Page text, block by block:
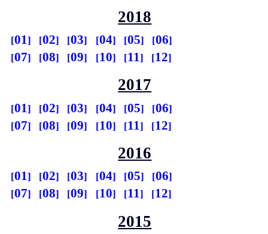
2018
01 02 03 04 05
06
07
08 09 10 11 12
2017
01 02 03 04 05
06
07
08 09 10 11 12
2016
01 02 03 04 05
06
07
08 09 10 11 12
2015